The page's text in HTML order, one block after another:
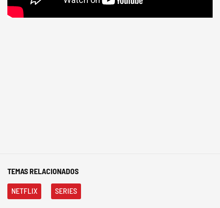
TEMAS RELACIONADOS
NETFLIX SERIES